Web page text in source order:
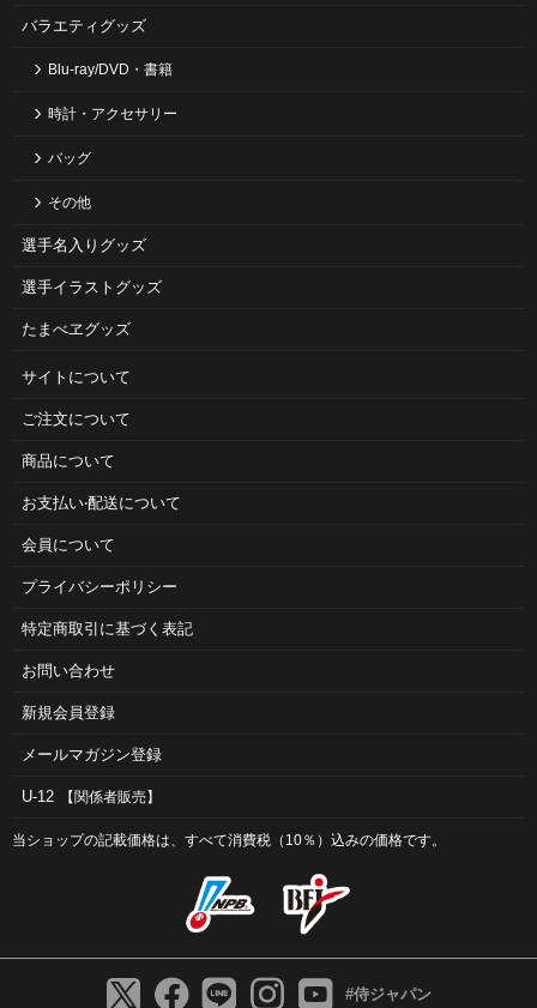
バラエティグッズ
Blu-ray/DVD・書籍
時計・アクセサリー
バッグ
その他
選手名入りグッズ
選手イラストグッズ
たまべヱグッズ
サイトについて
ご注⽂について
商品について
お⽀払い‧配送について
会員について
プライバシーポリシー
特定商取引に基づく表記
お問い合わせ
新規会員登録
メールマガジン登録
U-12 【関係者販売】
当ショップの記載価格は、すべて消費税（10％）込みの価格です。
#侍ジャパン